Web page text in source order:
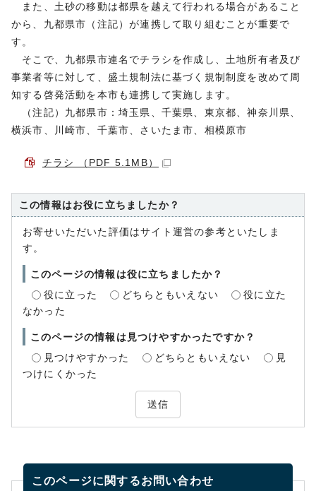
また、土砂の移動は都県を越えて行われる場合があること
から、九都県市（注記）が連携して取り組むことが重要で
す。
そこで、九都県市連名でチラシを作成し、土地所有者及び
事業者等に対して、盛土規制法に基づく規制制度を改めて周
知する啓発活動を本市も連携して実施します。
（注記）九都県市：埼玉県、千葉県、東京都、神奈川県、
横浜市、川崎市、千葉市、さいたま市、相模原市
チラシ （PDF 5.1MB）
この情報はお役に立ちましたか？
お寄せいただいた評価はサイト運営の参考といたしま
す。
このページの情報は役に立ちましたか？
役に立った
どちらともいえない
役に立た
なかった
このページの情報は見つけやすかったですか？
見つけやすかった
どちらともいえない
見
つけにくかった
送信
このページに関するお問い合わせ